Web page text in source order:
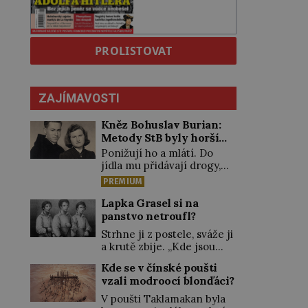
PROLISTOVAT
ZAJÍMAVOSTI
Kněz Bohuslav Burian:
Metody StB byly horší
než gestapácké trýznění
Ponižují ho a mlátí. Do
jídla mu přidávají drogy,
nenechají ho pořádně
vyspat a smrtí vyhrožují i
jeho nejbližším. Burian
kruté týrání nevydrží a
estébákům podepíše
všechno, co po něm chtějí.
Svým podpisem jim potvrdí
také to, že na něj během
výslechů nikdo nevyvíjel
nátlak. Syn brněnského
PREMIUM
Lapka Grasel si na
panstvo netroufl?
Strhne ji z postele, sváže ji
a krutě zbije. „Kde jsou
starou švadlenku. Když mu
to neprozradí – ostatně ani
nemůže, protože žádné
Kde se v čínské poušti
vzali modroocí blonďáci?
V poušti Taklamakan byla